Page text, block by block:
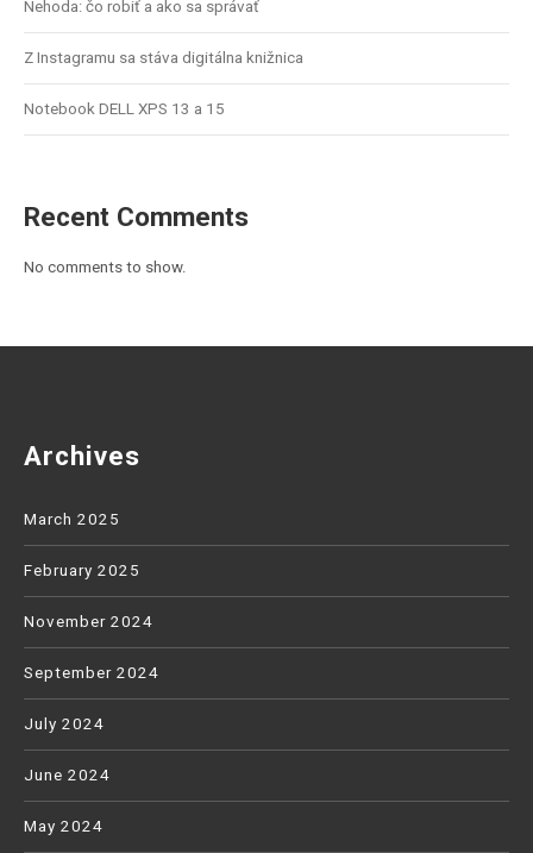
Nehoda: čo robiť a ako sa správať
Z Instagramu sa stáva digitálna knižnica
Notebook DELL XPS 13 a 15
Recent Comments
No comments to show.
Archives
March 2025
February 2025
November 2024
September 2024
July 2024
June 2024
May 2024